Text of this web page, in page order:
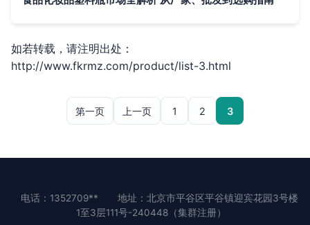
如若转载，请注明出处：
http://www.fkrmz.com/product/list-3.html
第一页 上一页 1 2 3
电话：1352709**
地址：北京市平谷区平谷镇迎宾花园3号楼
1至3层111号-240448（集群注册）